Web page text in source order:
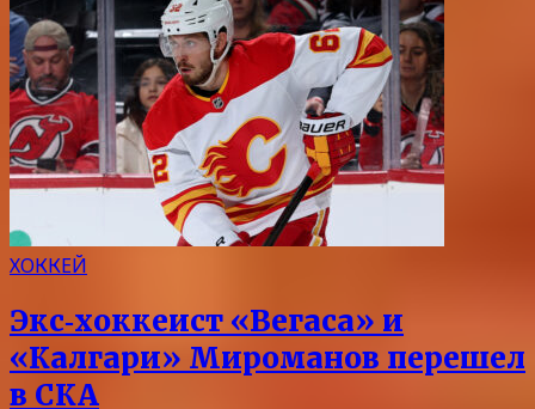
ХОККЕЙ
Экс‑хоккеист «Вегаса» и
«Калгари» Мироманов перешел
в СКА